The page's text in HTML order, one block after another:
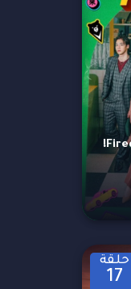
مسلسل الحماس! Fired Up!
حلقة
17